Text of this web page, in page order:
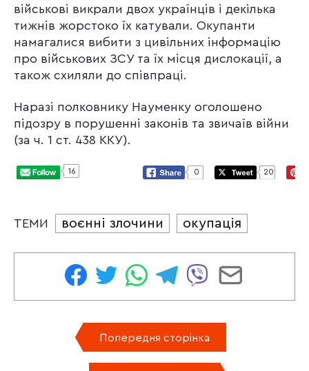
військові викрали двох українців і декілька
тижнів жорстоко їх катували. Окупанти
намагалися вибити з цивільних інформацію
про військових ЗСУ та їх місця дислокації, а
також схиляли до співпраці.
Наразі полковнику Науменку оголошено
підозру в порушенні законів та звичаїв війни
(за ч. 1 ст. 438 ККУ).
16 0 20
ТЕМИ воєнні злочини окупація
Попередня сторінка